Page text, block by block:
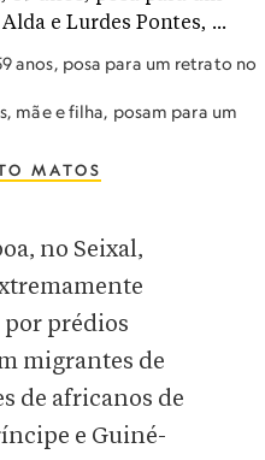
anos, posa para um retrato no
mãe e filha, posam para um
MATOS
no Seixal,
prédios
migrantes de
de africanos de
e Guiné-